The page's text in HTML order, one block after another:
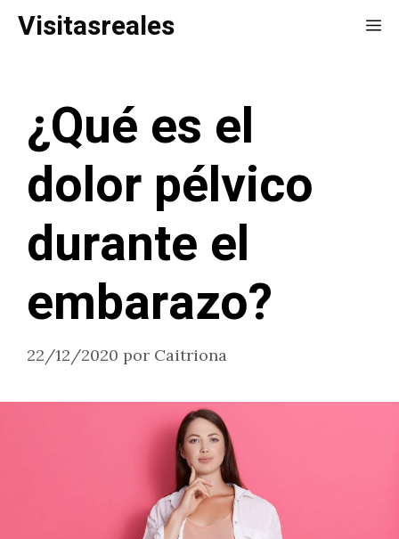
Saltar
Visitasreales
¿Qué es el
dolor pélvico
durante el
embarazo?
22/12/2020 por Caitriona